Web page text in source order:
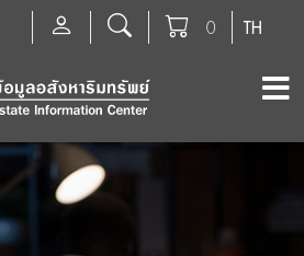
TH
0